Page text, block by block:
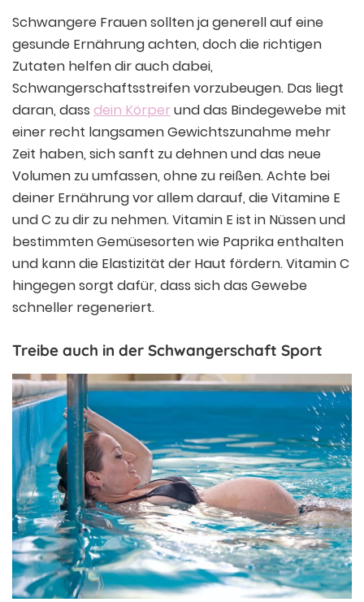
Schwangere Frauen sollten ja generell auf eine
gesunde Ernährung achten, doch die richtigen
Zutaten helfen dir auch dabei,
Schwangerschaftsstreifen vorzubeugen. Das liegt
daran, dass dein Körperund das Bindegewebe mit
einer recht langsamen Gewichtszunahme mehr
Zeit haben, sich sanft zu dehnen und das neue
Volumen zu umfassen, ohne zu reißen. Achte bei
deiner Ernährung vor allem darauf, die Vitamine E
und C zu dir zu nehmen. Vitamin E ist in Nüssen und
bestimmten Gemüsesorten wie Paprika enthalten
und kann die Elastizität der Haut fördern. Vitamin C
hingegen sorgt dafür, dass sich das Gewebe
schneller regeneriert.
Treibe auch in der Schwangerschaft Sport